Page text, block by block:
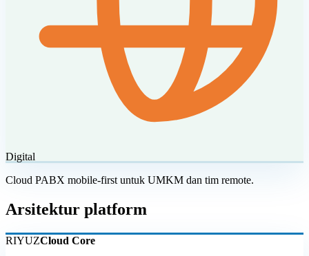
Digital
Cloud PABX mobile-first untuk UMKM dan tim remote.
Arsitektur platform
RIYUZCloud Core